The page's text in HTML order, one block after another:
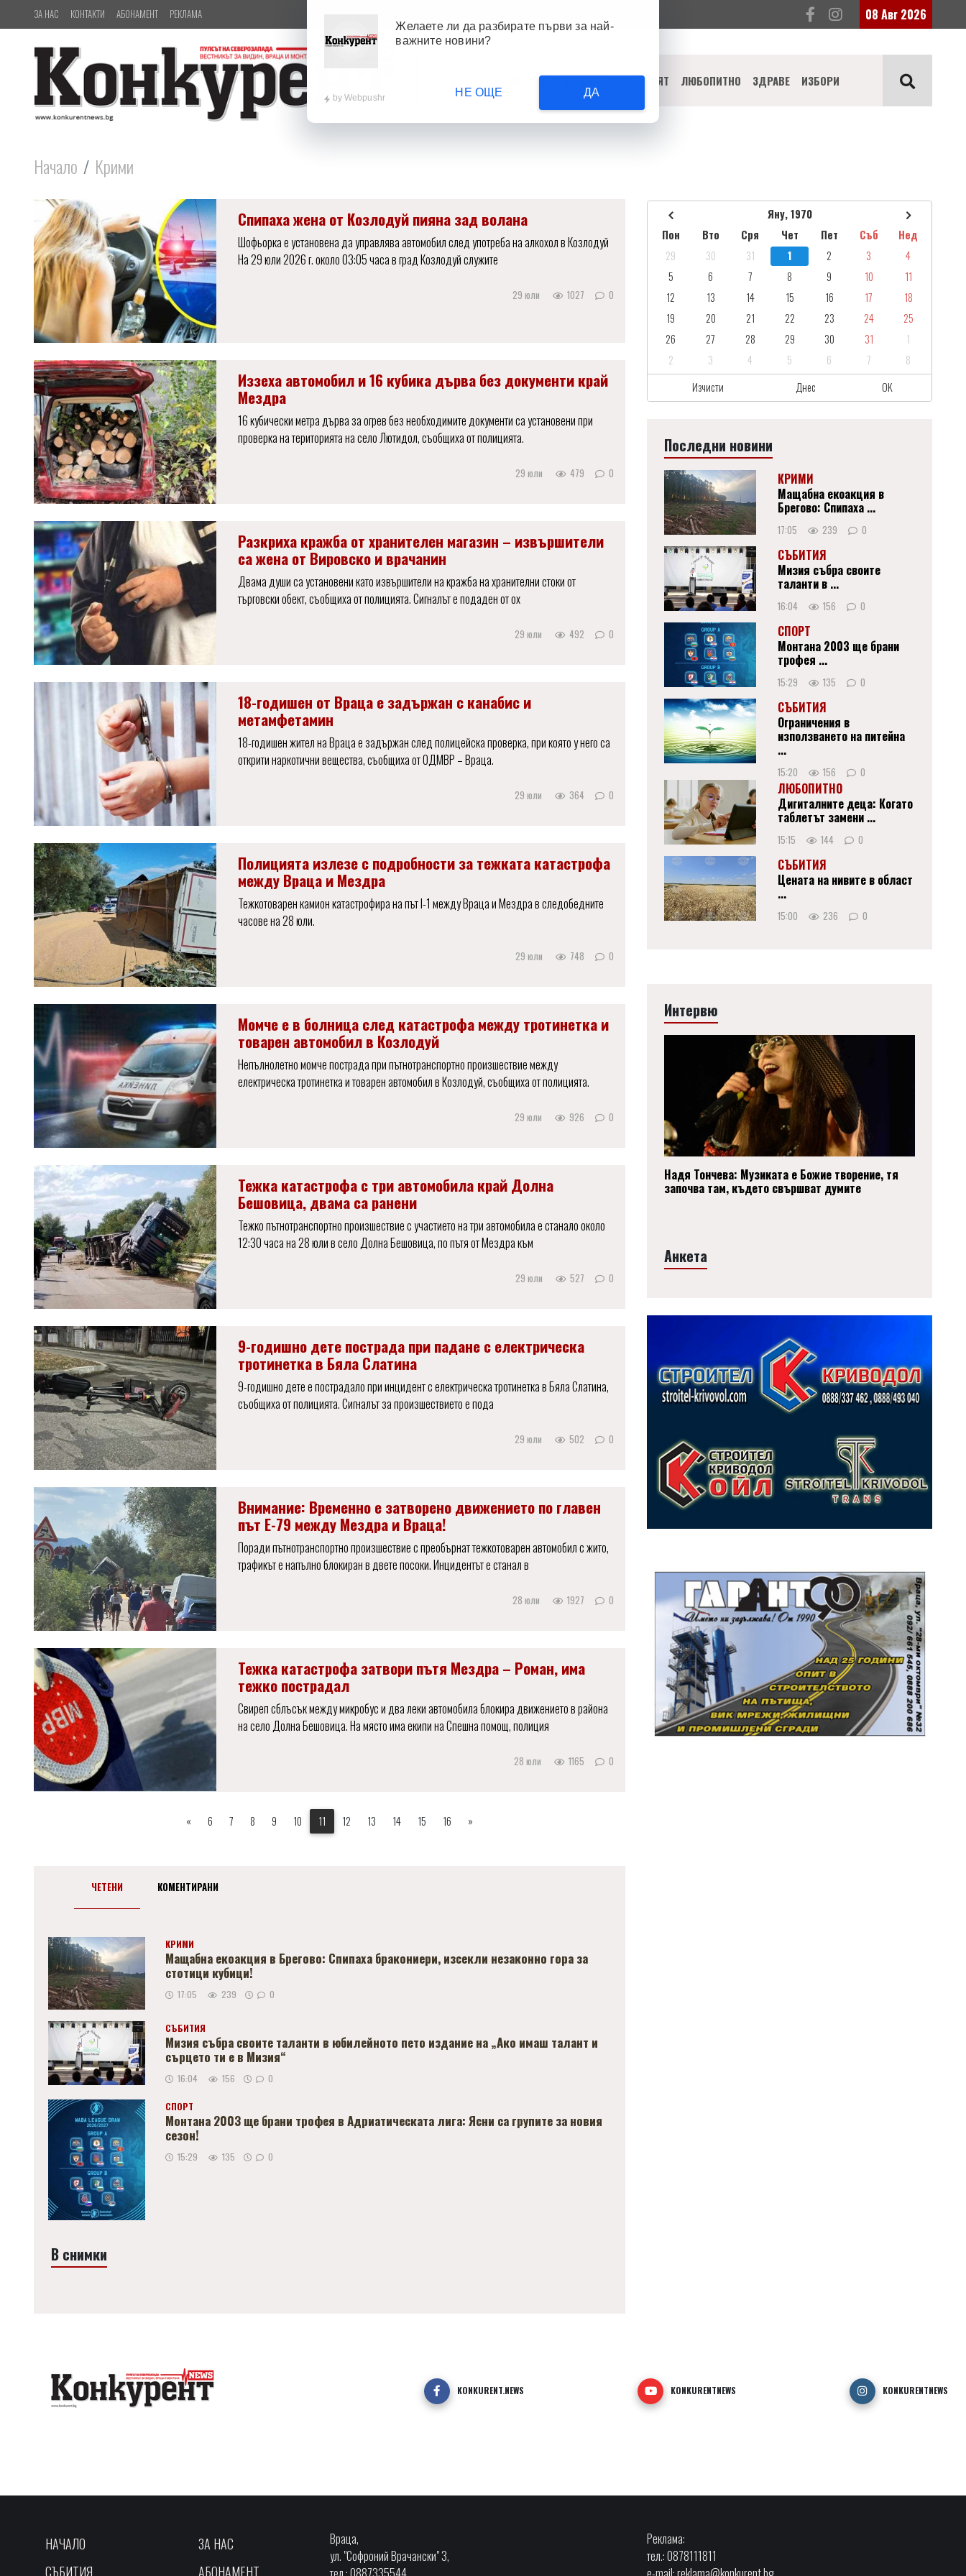
ЗА НАС КОНТАКТИ АБОНАМЕНТ РЕКЛАМА 08 Авг 2026
СПОРТ БЪЛГАРИЯ СВЯТ ЛЮБОПИТНО ЗДРАВЕ ИЗБОРИ
Начало Крими
Спипаха жена от Козлодуй пияна зад волана
Шофьорка е установена да управлява автомобил след употреба на алкохол в Козлодуй
На 29 юли 2026 г. около 03:05 часа в град Козлодуй служите
29 юли 1027 0
Иззеха автомобил и 16 кубика дърва без документи край
Мездра
16 кубически метра дърва за огрев без необходимите документи са установени при
проверка на територията на село Лютидол, съобщиха от полицията.
29 юли 479 0
Разкриха кражба от хранителен магазин – извършители
са жена от Вировско и врачанин
Двама души са установени като извършители на кражба на хранителни стоки от
търговски обект, съобщиха от полицията. Сигналът е подаден от ох
29 юли 492 0
18-годишен от Враца е задържан с канабис и
метамфетамин
18-годишен жител на Враца е задържан след полицейска проверка, при която у него са
открити наркотични вещества, съобщиха от ОДМВР – Враца.
29 юли 364 0
Полицията излезе с подробности за тежката катастрофа
между Враца и Мездра
Тежкотоварен камион катастрофира на път I-1 между Враца и Мездра в следобедните
часове на 28 юли.
29 юли 748 0
Момче е в болница след катастрофа между тротинетка и
товарен автомобил в Козлодуй
Непълнолетно момче пострада при пътнотранспортно произшествие между
електрическа тротинетка и товарен автомобил в Козлодуй, съобщиха от полицията.
29 юли 926 0
Тежка катастрофа с три автомобила край Долна
Бешовица, двама са ранени
Тежко пътнотранспортно произшествие с участието на три автомобила е станало около
12:30 часа на 28 юли в село Долна Бешовица, по пътя от Мездра към
29 юли 527 0
9-годишно дете пострада при падане с електрическа
тротинетка в Бяла Слатина
9-годишно дете е пострадало при инцидент с електрическа тротинетка в Бяла Слатина,
съобщиха от полицията. Сигналът за произшествието е пода
29 юли 502 0
Внимание: Временно е затворено движението по главен
път Е-79 между Мездра и Враца!
Поради пътнотранспортно произшествие с преобърнат тежкотоварен автомобил с жито,
трафикът е напълно блокиран в двете посоки. Инцидентът е станал в
28 юли 1927 0
Тежка катастрофа затвори пътя Мездра – Роман, има
тежко пострадал
Свиреп сблъсък между микробус и два леки автомобила блокира движението в района
на село Долна Бешовица. На място има екипи на Спешна помощ, полиция
28 юли 1165 0
« 6 7 8 9 10 11 12 13 14 15 16 »
ЧЕТЕНИ КОМЕНТИРАНИ
КРИМИ
Мащабна екоакция в Брегово: Спипаха бракониери, изсекли незаконно гора за
стотици кубици!
17:05 239 0
СЪБИТИЯ
Мизия събра своите таланти в юбилейното пето издание на „Ако имаш талант и
сърцето ти е в Мизия“
16:04 156 0
СПОРТ
Монтана 2003 ще брани трофея в Адриатическата лига: Ясни са групите за новия
сезон!
15:29 135 0
В снимки
Яну, 1970
Пон
Вто Сря Чет Пет Съб
Нед
29
30 31 1 2 3
4
5
6 7 8 9 10
11
12
13 14 15 16 17
18
19
20 21 22 23 24
25
26
27 28 29 30 31
1
2
3 4 5 6 7
8
Изчисти
Днес OK
Последни новини
КРИМИ
Мащабна екоакция в
Брегово: Спипаха ...
17:05 239 0
СЪБИТИЯ
Мизия събра своите
таланти в ...
16:04 156 0
СПОРТ
Монтана 2003 ще брани
трофея ...
15:29 135 0
СЪБИТИЯ
Ограничения в
използването на питейна
...
15:20 156 0
ЛЮБОПИТНО
Дигиталните деца: Когато
таблетът замени ...
15:15 144 0
СЪБИТИЯ
Цената на нивите в област
...
15:00 236 0
Интервю
Надя Тончева: Музиката е Божие творение, тя
започва там, където свършват думите
Анкета
KONKURENT.NEWS KONKURENTNEWS KONKURENTNEWS
НАЧАЛО
СЪБИТИЯ
ЗА НАС
АБОНАМЕНТ
Враца,
ул. "Софроний Врачански" 3,
Реклама:
тел.: 0878111811
Желаете ли да разбирате първи за най-
важните новини?
by Webpushr ДА
НЕ ОЩЕ